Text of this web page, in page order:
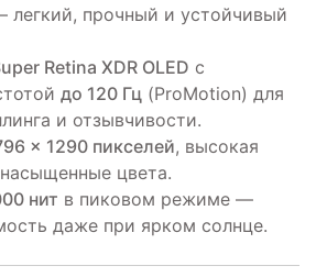
– легкий, прочный и устойчивый
Retina XDR OLED с
до 120 Гц (ProMotion) для
и отзывчивости.
× 1290 пикселей, высокая
цвета.
нит в пиковом режиме —
даже при ярком солнце.